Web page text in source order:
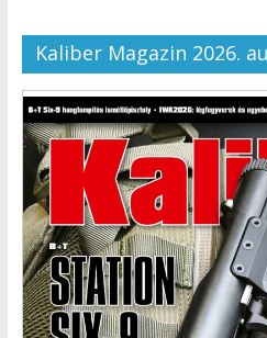
Kaliber Magazin 2026.